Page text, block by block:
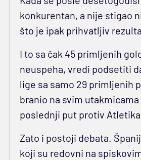
konkurentan, a nije stigao
što je ipak prihvatljiv
I to sa čak 45 primljenih
neuspeha, vredi podsetiti
lige sa samo 29 primljenih
branio na svim
poslednji put protiv
Zato i postoji debata.
koji su redovni na